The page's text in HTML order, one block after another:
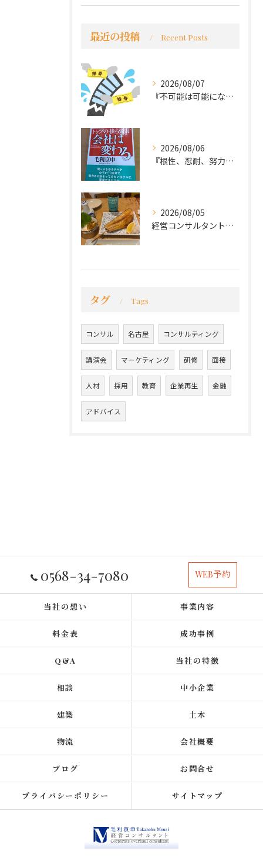
最近の投稿 Recent Posts
2026/08/07
『不可能は可能になる』
2026/08/06
『根性、忍耐、努力という言葉は死語なのか』
2026/08/05
経営コンサルタントのモーちゃん・毛利京申です。
タグ Tags
コンサル 名古屋 コンサルティング
講演会 マーケティング 研修 面接
人材 採用 教育 企業再生 金融
アドバイス
0568-34-7080 WEB予約
当社の想い 事業内容
料金表 成功事例
Q&A 当社の特徴
相談 中小企業
建築 土木
物流 会社概要
ブログ お問合せ
プライバシーポリシー サイトマップ